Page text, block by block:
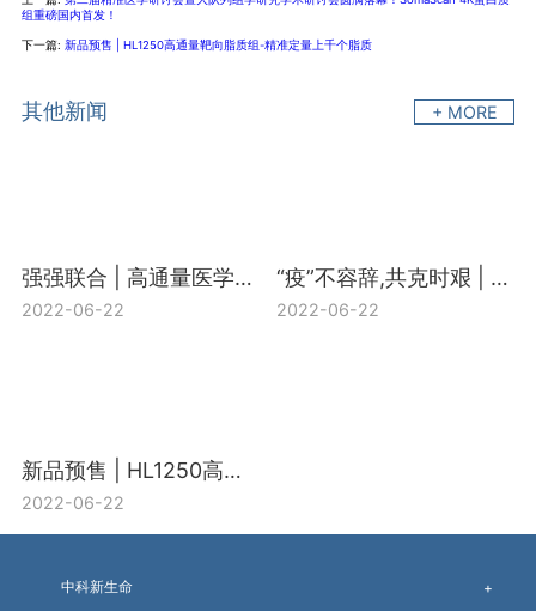
组重磅国内首发！
下一篇: 新品预售 | HL1250高通量靶向脂质组-精准定量上千个脂质
其他新闻 + MORE
强强联合 | 高通量医学靶向代谢组H650+宏基因组合促销活动开启
2022-06-22
“疫”不容辞,共克时艰 | 中科新生命“新冠多组学研究支持计划”盛大启动
2022-06-22
新品预售 | HL1250高通量靶向脂质组-精准定量上千个脂质
2022-06-22
中科新生命 +